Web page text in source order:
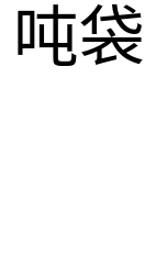
袋